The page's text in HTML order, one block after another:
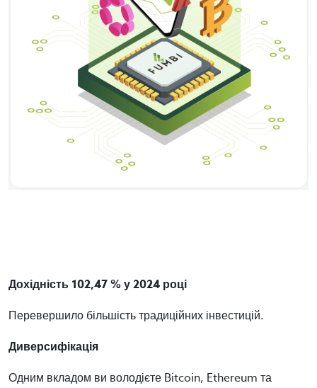
Дохідність 102,47 % у 2024 році
Перевершило більшість традиційних інвестицій.
Диверсифікація
Одним вкладом ви володієте Bitcoin, Ethereum та